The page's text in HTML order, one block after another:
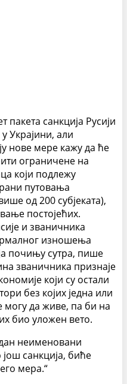
пакета санкција Русији
Украјини, али
нове мере кажу да ће
ограничене на
који подлежу
путовања
од 200 субјеката),
постојећих.
и званичника
изношења
почињу сутра, пише
званичника признаје
који су остали
без којих једна или
да живе, па би на
био уложен вето.
неименовани
санкција, биће
мера.“